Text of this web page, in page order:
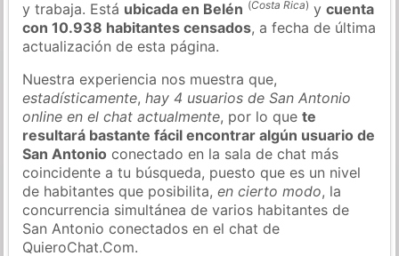
y trabaja. Está ubicada en Belén (Costa Rica) ycuenta
con 10.938 habitantes censados, a fecha de última
actualización de esta página.
Nuestra experiencia nos muestra que,
estadísticamente,hay 4 usuarios de San Antonio
online en el chat actualmente, por lo quete
resultará bastante fácil encontrar algún usuario de
San Antonio conectado en la sala de chat más
coincidente a tu búsqueda, puesto que es un nivel
de habitantes que posibilita,en cierto modo, la
concurrencia simultánea de varios habitantes de
San Antonio conectados en el chat de
QuieroChat.Com.